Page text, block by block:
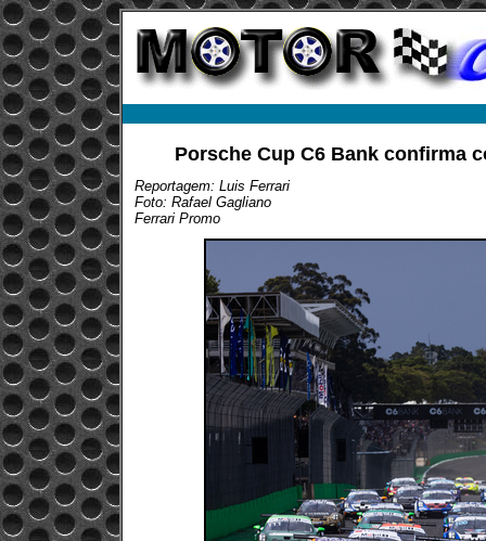
Porsche Cup C6 Bank confirma
Reportagem: Luis Ferrari
Foto: Rafael Gagliano
Ferrari Promo